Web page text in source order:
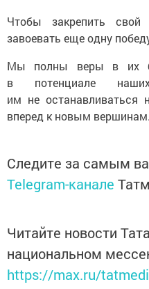
Чтобы закрепить свой
завоевать еще одну
Мы полны веры в их
в потенциале
им не останавливаться
вперед к новым вершинам.
Следите за самым
Telegram-канале
Читайте новости
национальном
https://max.ru/